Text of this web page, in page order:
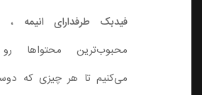
فیدبک طرفدارای انیمه ،
محبوب‌ترین محتواها
می‌کنیم تا هر چیزی که